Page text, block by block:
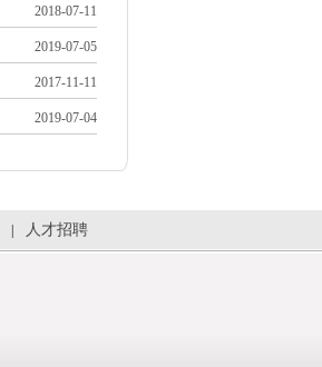
2018-07-11
2019-07-05
2017-11-11
2019-07-04
人才招聘